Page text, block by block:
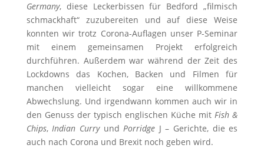
Germany, diese Leckerbissen für Bedford „filmisch
schmackhaft“ zuzubereiten und auf diese Weise
konnten wir trotz Corona-Auflagen unser P-Seminar
mit einem gemeinsamen Projekt erfolgreich
durchführen. Außerdem war während der Zeit des
Lockdowns das Kochen, Backen und Filmen für
manchen vielleicht sogar eine willkommene
Abwechslung. Und irgendwann kommen auch wir in
den Genuss der typisch englischen Küche mitFish &
Chips,Indian CurryundPorridge J – Gerichte, die es
auch nach Corona und Brexit noch geben wird.